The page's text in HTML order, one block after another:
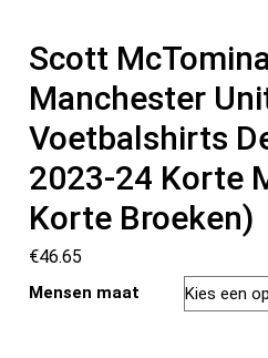
Scott
Manchester
Voetbalshirts
2023-24 Korte
Korte Broeken)
€46.65
Mensen maat